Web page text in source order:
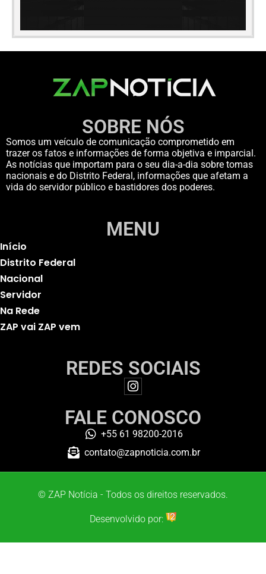
SOBRE NÓS
Somos um veículo de comunicação comprometido em
trazer os fatos e informações de forma objetiva e imparcial.
As notícias que importam para o seu dia-a-dia sobre tomas
nacionais e do Distrito Federal, informações que afetam a
vida do servidor público e bastidores dos poderes.
MENU
Início
Distrito Federal
Nacional
Servidor
Na Rede
ZAP vai ZAP vem
REDES SOCIAIS
FALE CONOSCO
+55 61 98200-2016
contato@zapnoticia.com.br
© ZAP Notícia - Todos os direitos reservados.
Desenvolvido por: